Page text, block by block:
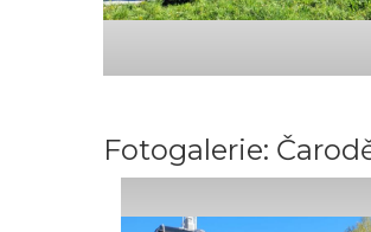
Fotogalerie: